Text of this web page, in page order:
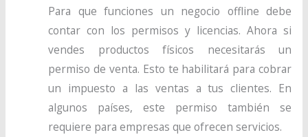
Para que funciones un negocio offline debe
contar con los permisos y licencias. Ahora si
vendes productos físicos necesitarás un
permiso de venta. Esto te habilitará para cobrar
un impuesto a las ventas a tus clientes. En
algunos países, este permiso también se
requiere para empresas que ofrecen servicios.